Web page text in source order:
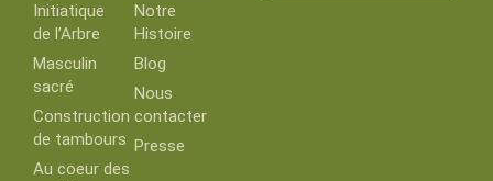
Initiatique
de l’Arbre
Masculin
sacré
Construction
de tambours
Au coeur des
Notre
Histoire
Blog
Nous
contacter
Presse